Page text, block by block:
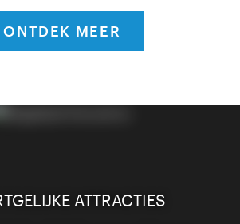
ONTDEK MEER
ATTRACTIES